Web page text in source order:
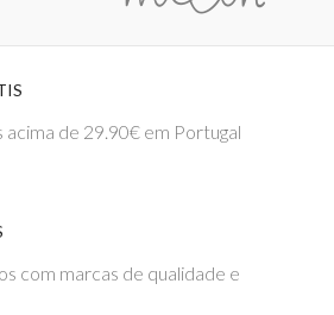
acima de 29.90€ em Portugal
com marcas de qualidade e